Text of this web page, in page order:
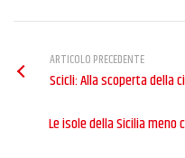
ARTICOLO PRECEDENTE
Scicli: Alla scoperta della
Le isole della Sicilia